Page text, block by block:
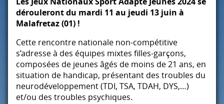
dérouleront du mardi 11 au jeudi 13 juin à
Malafretaz (01) !
Cette rencontre nationale non-compétitive
s’adresse à des équipes mixtes filles-garçons,
composées de jeunes âgés de moins de 21 ans, en
situation de handicap, présentant des troubles du
neurodéveloppement (TDI, TSA, TDAH, DYS,…)
et/ou des troubles psychiques.